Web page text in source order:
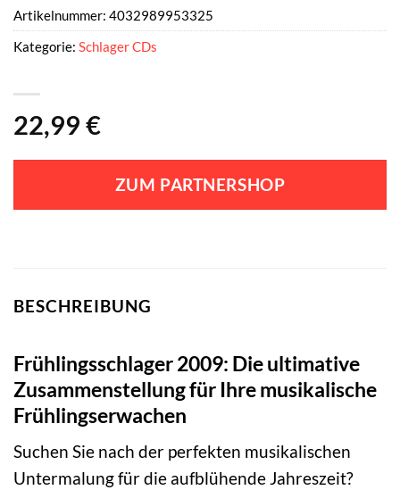
22,99 €
ZUM PARTNERSHOP
Artikelnummer: 4032989953325
Kategorie: Schlager CDs
BESCHREIBUNG
Frühlingsschlager 2009: Die ultimative
Zusammenstellung für Ihre musikalische
Frühlingserwachen
Suchen Sie nach der perfekten musikalischen
Untermalung für die aufblühende Jahreszeit?